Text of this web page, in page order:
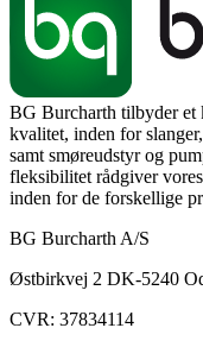
BG Burcharth tilbyder et
kvalitet, inden for
samt smøreudstyr og
fleksibilitet rådgiver
inden for de forskellige
BG Burcharth A/S
Østbirkvej 2 DK-5240
CVR: 37834114